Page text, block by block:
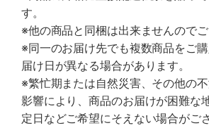
す。
※他の商品と同梱は出来ませんのでご
※同一のお届け先でも複数商品をご
届け日が異なる場合があります。
※繁忙期または自然災害、その他の
影響により、商品のお届けが困難な
定日などご希望にそえない場合がご